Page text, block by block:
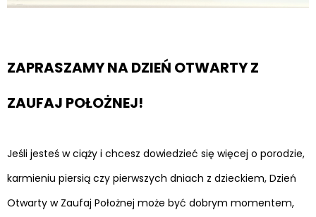
ZAPRASZAMY NA DZIEŃ OTWARTY Z
ZAUFAJ POŁOŻNEJ!
Jeśli jesteś w ciąży i chcesz dowiedzieć się więcej o porodzie,
karmieniu piersią czy pierwszych dniach z dzieckiem, Dzień
Otwarty w Zaufaj Położnej może być dobrym momentem,